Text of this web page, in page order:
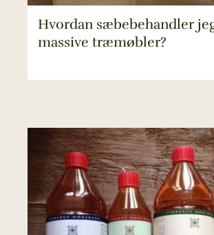
Hvordan sæbebehandler
massive træmøbler?